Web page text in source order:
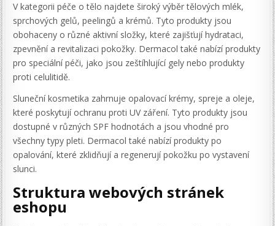
V kategorii péče o tělo najdete široký výběr tělových mlék,
sprchových gelů, peelingů a krémů. Tyto produkty jsou
obohaceny o různé aktivní složky, které zajišťují hydrataci,
zpevnění a revitalizaci pokožky. Dermacol také nabízí produkty
pro speciální péči, jako jsou zeštíhlující gely nebo produkty
proti celulitidě.
Sluneční kosmetika zahrnuje opalovací krémy, spreje a oleje,
které poskytují ochranu proti UV záření. Tyto produkty jsou
dostupné v různých SPF hodnotách a jsou vhodné pro
všechny typy pleti. Dermacol také nabízí produkty po
opalování, které zklidňují a regenerují pokožku po vystavení
slunci.
Struktura webových stránek
eshopu